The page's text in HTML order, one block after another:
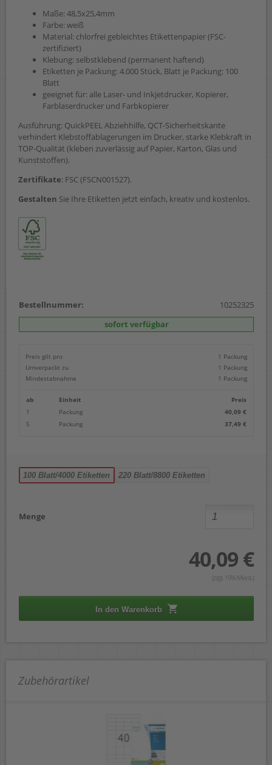
Maße: 48,5x25,4mm
Farbe: weiß
Material: chlorfrei gebleichtes Etikettenpapier (FSC-
zertifiziert)
Klebung: selbstklebend (permanent haftend)
Etiketten je Packung: 4.000 Stück, Blatt je Packung: 100
Blatt
geeignet für: alle Laser- und Inkjetdrucker, Kopierer,
Farblaserdrucker und Farbkopierer
Ausführung: QuickPEEL Abziehhilfe, QCT-Sicherheitskante
verhindert Klebstoffablagerungen im Drucker, starke Klebkraft in
TOP-Qualität (kleben zuverlässig auf Papier, Karton, Glas und
Kunststoffen).
Zertifikate: FSC (FSCN001527).
Gestalten Sie Ihre Etiketten jetzt einfach, kreativ und kostenlos.
Bestellnummer:
10252325
sofort verfügbar
Preis gilt pro
1 Packung
Umverpackt zu
1 Packung
Mindestabnahme
1 Packung
ab Einheit
Preis
1
Packung
40,09 €
5
Packung 37,49 €
100 Blatt/4000 Etiketten 220 Blatt/8800 Etiketten
Menge
40,09 €
(zzgl. 19% Mwst.)
In den Warenkorb
Zubehörartikel